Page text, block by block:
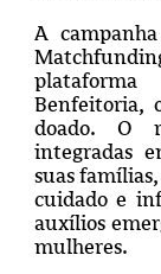
A
plataforma
Benfeitoria,
doado. O
integradas
suas
cuidado e
auxílios
mulheres.